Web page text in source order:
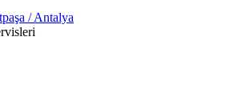
/ Antalya